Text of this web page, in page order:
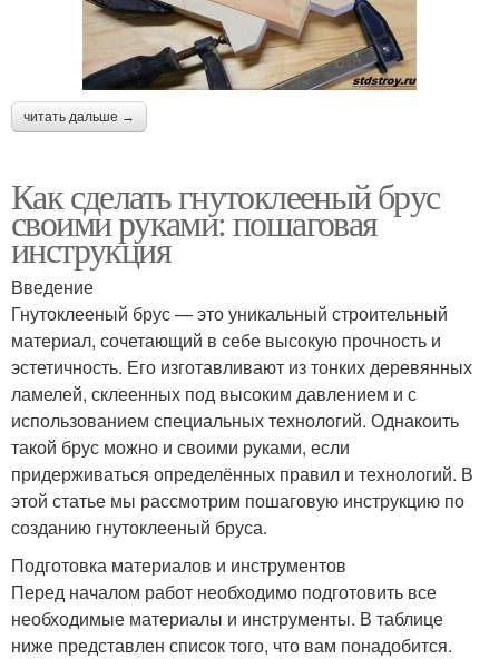
читать дальше →
Как сделать гнутоклееный брус
своими руками: пошаговая
инструкция
Введение
Гнутоклееный брус — это уникальный строительный
материал, сочетающий в себе высокую прочность и
эстетичность. Его изготавливают из тонких деревянных
ламелей, склеенных под высоким давлением и с
использованием специальных технологий. Однакоить
такой брус можно и своими руками, если
придерживаться определённых правил и технологий. В
этой статье мы рассмотрим пошаговую инструкцию по
созданию гнутоклееный бруса.
Подготовка материалов и инструментов
Перед началом работ необходимо подготовить все
необходимые материалы и инструменты. В таблице
ниже представлен список того, что вам понадобится.